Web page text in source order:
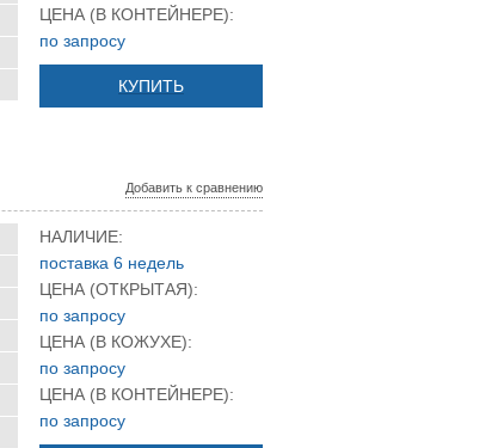
ЦЕНА (В КОНТЕЙНЕРЕ):
по запросу
КУПИТЬ
Добавить к сравнению
НАЛИЧИЕ:
поставка 6 недель
ЦЕНА (ОТКРЫТАЯ):
по запросу
ЦЕНА (В КОЖУХЕ):
по запросу
ЦЕНА (В КОНТЕЙНЕРЕ):
по запросу